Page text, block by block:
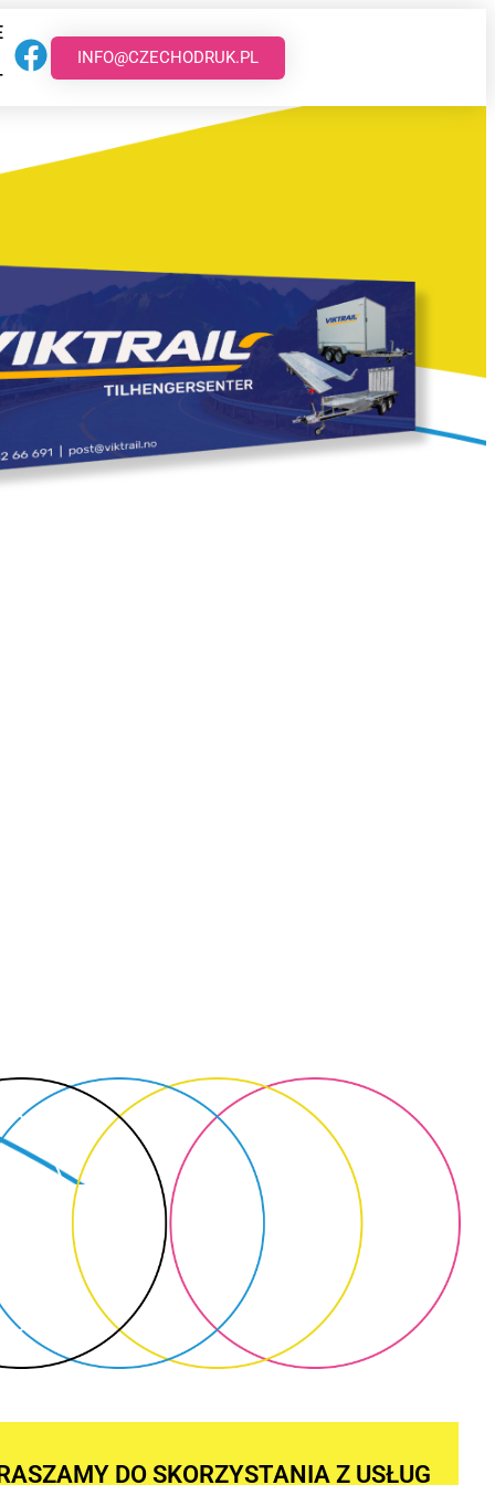
INFO@CZECHODRUK.PL
DO SKORZYSTANIA Z USŁUG